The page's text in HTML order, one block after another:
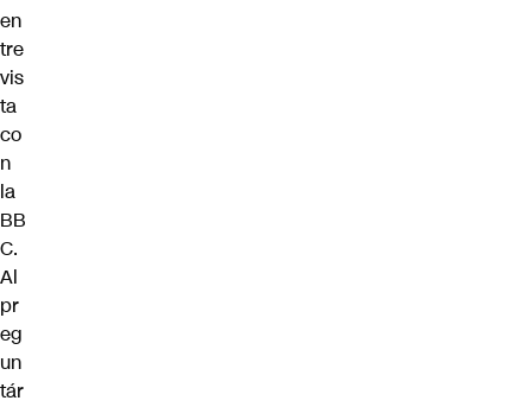
en
tre
vis
ta
co
n
la
BB
C.
Al
pr
eg
un
tár